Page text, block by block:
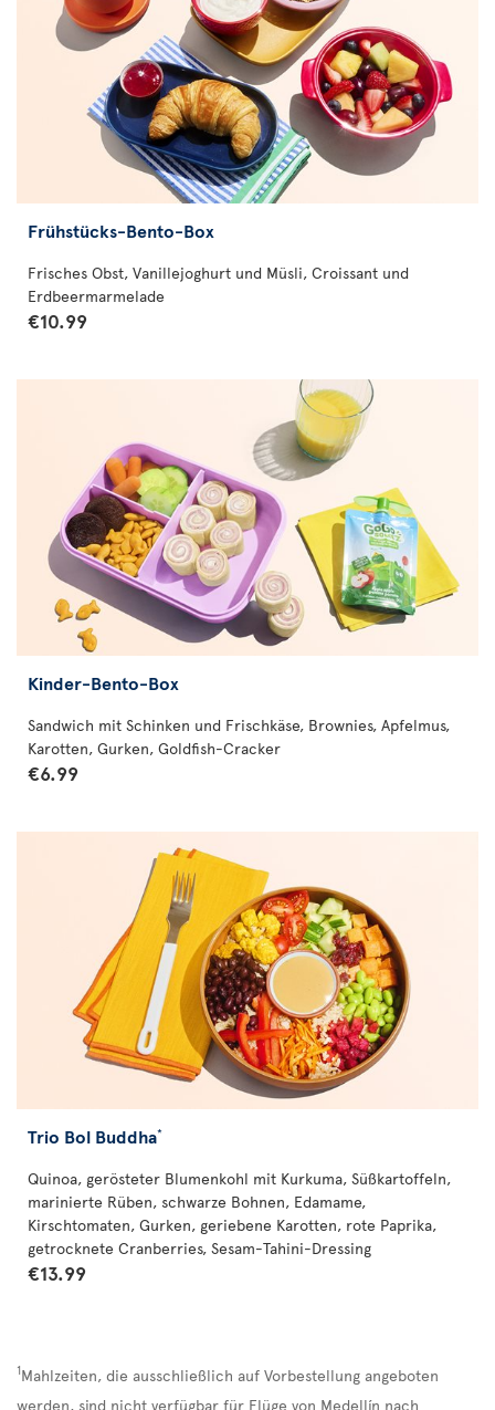
Frühstücks-Bento-Box
Frisches Obst, Vanillejoghurt und Müsli, Croissant und
Erdbeermarmelade
€10.99
Kinder-Bento-Box
Sandwich mit Schinken und Frischkäse, Brownies, Apfelmus,
Karotten, Gurken, Goldfish-Cracker
€6.99
Trio Bol Buddha*
Quinoa, gerösteter Blumenkohl mit Kurkuma, Süßkartoffeln,
marinierte Rüben, schwarze Bohnen, Edamame,
Kirschtomaten, Gurken, geriebene Karotten, rote Paprika,
getrocknete Cranberries, Sesam-Tahini-Dressing
€13.99
1Mahlzeiten, die ausschließlich auf Vorbestellung angeboten
werden, sind nicht verfügbar für Flüge von Medellín nach